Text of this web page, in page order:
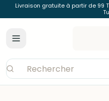
Livraison gratuite à partir de 99